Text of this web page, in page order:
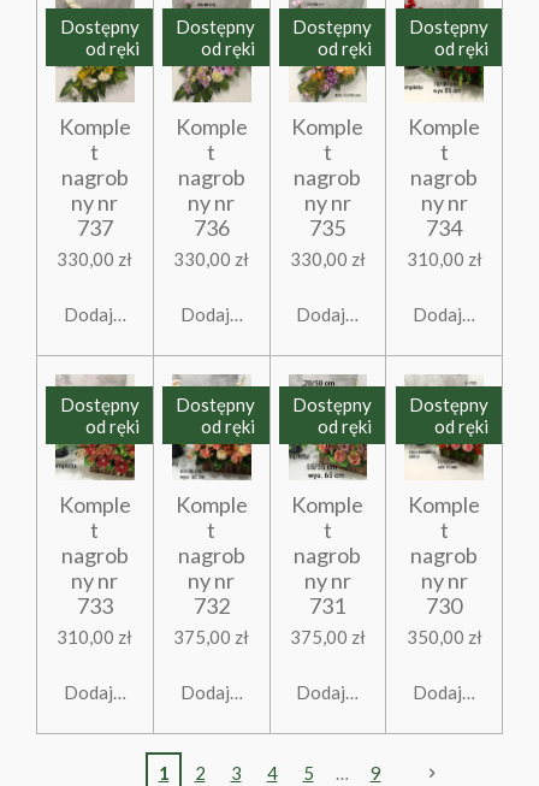
Dostępny
od ręki
Komple
t
nagrob
ny nr
737
330,00 zł
Dodaj do koszyka
Dostępny
od ręki
Komple
t
nagrob
ny nr
736
330,00 zł
Dodaj do koszyka
Dostępny
od ręki
Komple
t
nagrob
ny nr
735
330,00 zł
Dodaj do koszyka
Dostępny
od ręki
Komple
t
nagrob
ny nr
734
310,00 zł
Dodaj do
Dostępny
od ręki
Komple
t
nagrob
ny nr
733
310,00 zł
Dodaj do koszyka
Dostępny
od ręki
Komple
t
nagrob
ny nr
732
375,00 zł
Dodaj do koszyka
Dostępny
od ręki
Komple
t
nagrob
ny nr
731
375,00 zł
Dodaj do koszyka
Dostępny
od ręki
Komple
t
nagrob
ny nr
730
350,00 zł
Dodaj do
1 2 3 4 5 9